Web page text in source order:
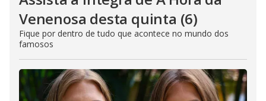
Venenosa desta quinta (6)
Fique por dentro de tudo que acontece no mundo dos
famosos